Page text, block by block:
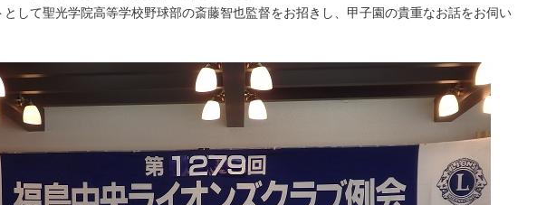
として聖光学院高等学校野球部の斎藤智也監督をお招きし、甲子園の貴重なお話をお伺い